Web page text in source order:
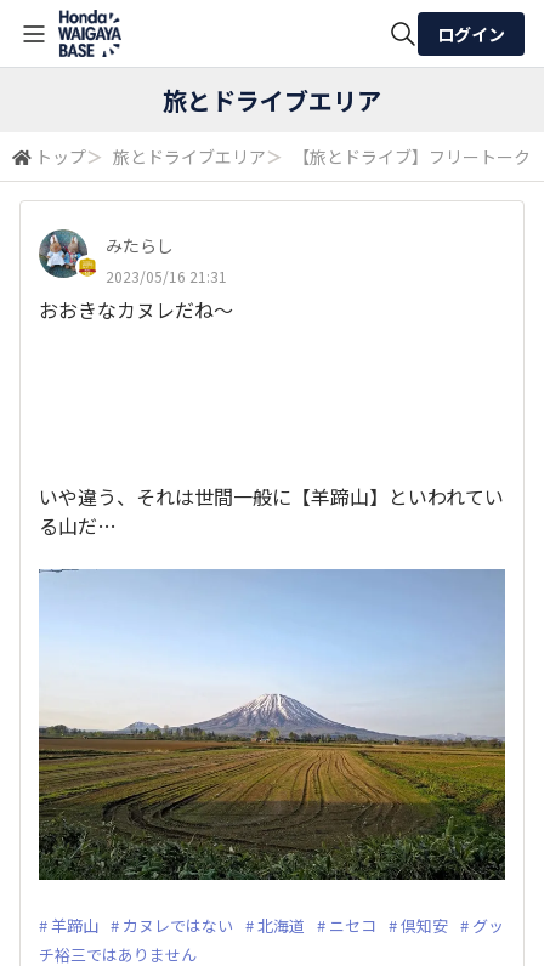
検索
ログイン
旅とドライブエリア
トップ＞ 旅とドライブエリア＞ 【旅とドライブ】フリートーク
みたらし
2023/05/16 21:31
おおきなカヌレだね～
いや違う、それは世間一般に【羊蹄山】といわれてい
る山だ…
羊蹄山 カヌレではない 北海道 ニセコ 倶知安
グッ
チ裕三ではありません